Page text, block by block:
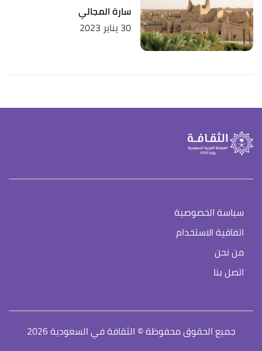
سارة المجالي
30 يناير 2023
سياسة الخصوصية
اتفاقية الاستخدام
من نحن
اتصل بنا
جميع الحقوق محفوظة © الثقافة في السعودية 2026